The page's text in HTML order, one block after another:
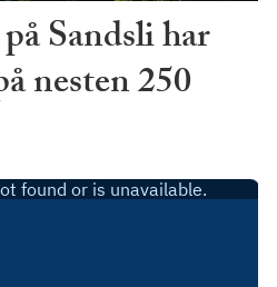
Sandsli har
nesten 250